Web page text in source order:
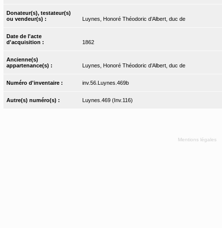
Donateur(s), testateur(s)
ou vendeur(s) :
Luynes, Honoré Théodoric d’Albert, duc de
Date de l'acte
d'acquisition :
1862
Ancienne(s)
appartenance(s) :
Luynes, Honoré Théodoric d’Albert, duc de
Numéro d'inventaire : inv.56.Luynes.469b
Autre(s) numéro(s) : Luynes.469 (Inv.116)
Mentions légales